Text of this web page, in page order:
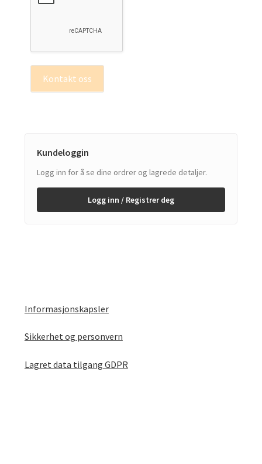
Kontakt oss
Kundeloggin
Logg inn for å se dine ordrer og lagrede detaljer.
Logg inn / Registrer deg
Informasjonskapsler
Sikkerhet og personvern
Lagret data tilgang GDPR